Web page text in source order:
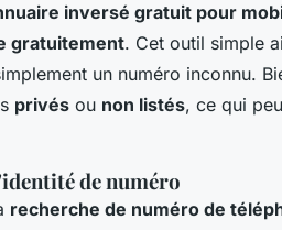
inversé gratuit pour
gratuitement. Cet outil simple
un numéro inconnu.
privés ou non listés, ce qui
de numéro
recherche de numéro de